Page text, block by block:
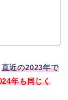
直近の2023年で
年も同じく